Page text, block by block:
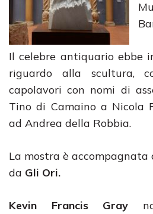
Il celebre antiquario ebbe
riguardo alla scultura,
capolavori con nomi di
Tino di Camaino a Nicola
ad Andrea della Robbia.
La mostra è
da Gli Ori.
Kevin Francis Gray